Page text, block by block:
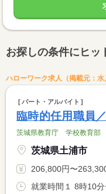
お探しの条件にヒッ
ハローワーク求人（掲載元：水
パート・アルバイト
臨時的任用職員
茨城県教育庁 学校教育部
茨城県土浦市
206,800円〜263,300円 ※フルタイム求人